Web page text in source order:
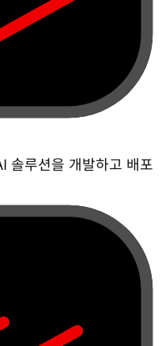
솔루션을 개발하고 배포